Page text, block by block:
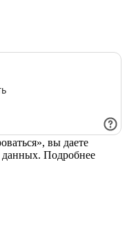
вы даете
данных. Подробнее